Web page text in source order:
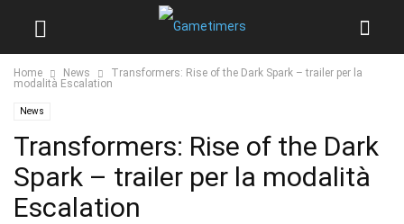
Home News
Transformers: Rise of the Dark Spark – trailer per la
modalità Escalation
News
Transformers: Rise of the Dark
Spark – trailer per la modalità
Escalation